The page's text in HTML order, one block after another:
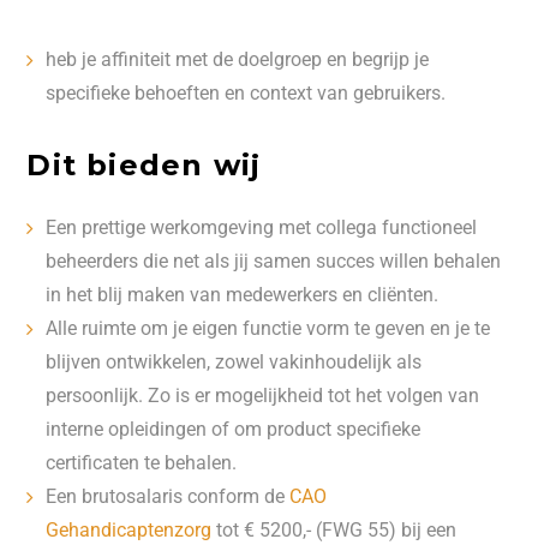
heb je affiniteit met de doelgroep en begrijp je
specifieke behoeften en context van gebruikers.
Dit bieden wij
Een prettige werkomgeving met collega functioneel
beheerders die net als jij samen succes willen behalen
in het blij maken van medewerkers en cliënten.
Alle ruimte om je eigen functie vorm te geven en je te
blijven ontwikkelen, zowel vakinhoudelijk als
persoonlijk. Zo is er mogelijkheid tot het volgen van
interne opleidingen of om product specifieke
certificaten te behalen.
Een brutosalaris conform de CAO
Gehandicaptenzorg tot € 5200,- (FWG 55) bij een